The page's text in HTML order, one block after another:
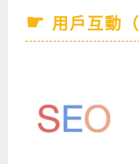
用戶互動